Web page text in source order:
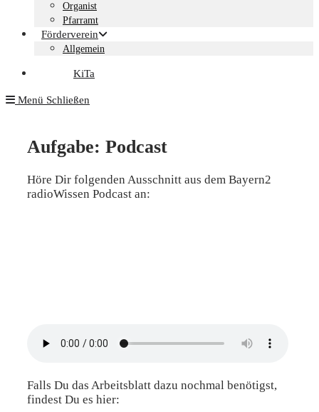
Organist
Pfarramt
Förderverein
Allgemein
KiTa
Menü Schließen
Aufgabe: Podcast
Höre Dir folgenden Ausschnitt aus dem Bayern2
radioWissen Podcast an:
Falls Du das Arbeitsblatt dazu nochmal benötigst,
findest Du es hier: